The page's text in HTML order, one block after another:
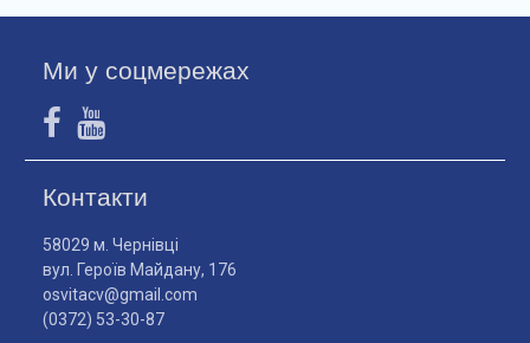
Ми у соцмережах
Контакти
58029 м. Чернівці
вул. Героїв Майдану, 176
osvitacv@gmail.com
(0372) 53-30-87